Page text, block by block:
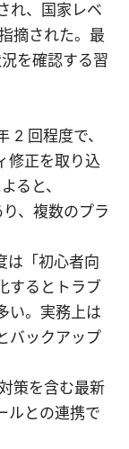
れ、国家レベ
摘された。最
を確認する習
2 回程度で、
修正を取り込
ると、
、複数のプラ
は「初心者向
するとトラブ
い。実務上は
バックアップ
策を含む最新
ルとの連携で